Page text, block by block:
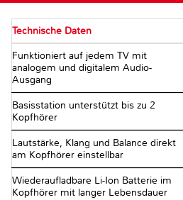
Technische Daten
Funktioniert auf jedem TV mit
analogem und digitalem Audio-
Ausgang
Basisstation unterstützt bis zu 2
Kopfhörer
Lautstärke, Klang und Balance direkt
am Kopfhörer einstellbar
Wiederaufladbare Li-Ion Batterie im
Kopfhörer mit langer Lebensdauer